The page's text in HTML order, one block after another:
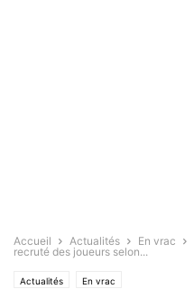
Accueil Actualités En vrac
recruté des joueurs selon...
Actualités En vrac